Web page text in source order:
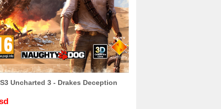
Uncharted 3 - Drakes Deception